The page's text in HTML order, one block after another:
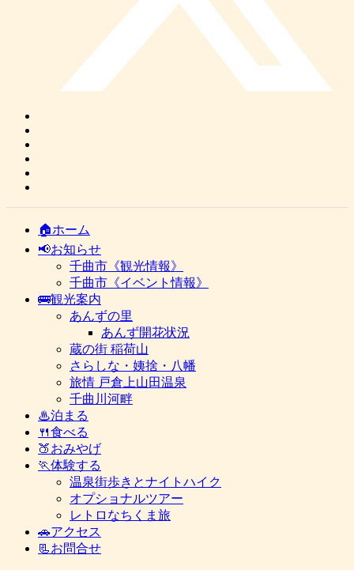
🏠ホーム
📢お知らせ
千曲市《観光情報》
千曲市《イベント情報》
🚌観光案内
あんずの里
あんず開花状況
蔵の街 稲荷山
さらしな・姨捨・八幡
旅情 戸倉上山田温泉
千曲川河畔
♨泊まる
🍴食べる
🍑おみやげ
🏃体験する
温泉街歩きとナイトハイク
オプショナルツアー
レトロなちくま旅
🚗アクセス
📃お問合せ